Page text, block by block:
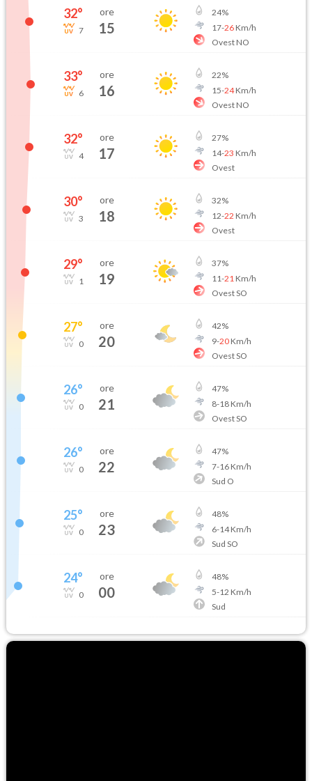
32°
7
ore
15
24%
17-26Km/h
Ovest NO
33°
6
ore
16
22%
15-24Km/h
Ovest NO
32°
4
ore
17
27%
14-23 Km/h
Ovest
30°
3
ore
18
32%
12-22 Km/h
Ovest
29°
1
ore
19
37%
11-21 Km/h
Ovest SO
27°
0
ore
20
42%
9-20Km/h
Ovest SO
26°
0
ore
21
47%
8-18Km/h
Ovest SO
26°
0
ore
22
47%
7-16Km/h
Sud O
25°
0
ore
23
48%
6-14Km/h
Sud SO
24°
0
ore
00
48%
5-12 Km/h
Sud